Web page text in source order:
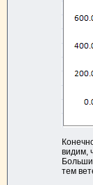
видим,
тем